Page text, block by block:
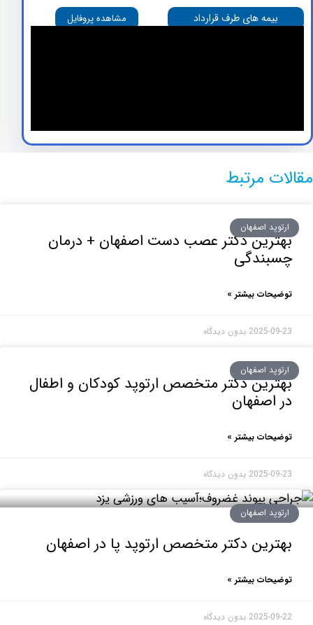
بیمه های طرف قرارداد مشاهده پروفایل
مرتبط
اصفهان
دکتر عصب دست اصفهان + درمان
بیشتر »
2025- بدون دیدگاه
اصفهان
دکتر متخصص ارتوپد کودکان و اطفال
بیشتر »
2025- بدون دیدگاه
اصفهان
دکتر متخصص ارتوپد پا در اصفهان
بیشتر »
2025- بدون دیدگاه